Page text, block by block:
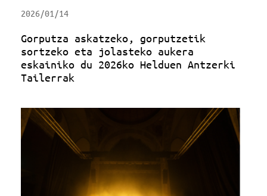
2026/01/14
Gorputza askatzeko, gorputzetik
sortzeko eta jolasteko aukera
eskainiko du 2026ko Helduen Antzerki
Tailerrak